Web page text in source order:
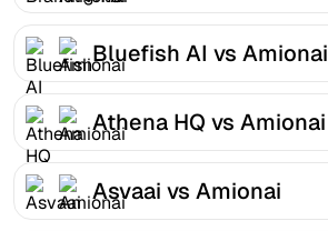
Bluefish AI vs Amionai
Athena HQ vs Amionai
Asvaai vs Amionai